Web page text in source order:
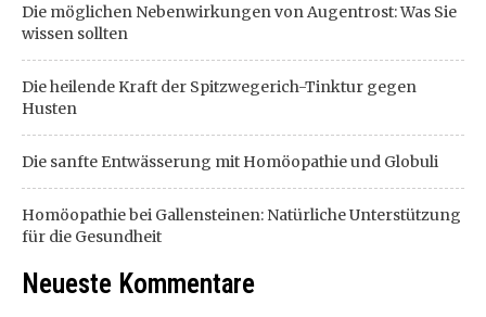
Die möglichen Nebenwirkungen von Augentrost: Was Sie
wissen sollten
Die heilende Kraft der Spitzwegerich-Tinktur gegen
Husten
Die sanfte Entwässerung mit Homöopathie und Globuli
Homöopathie bei Gallensteinen: Natürliche Unterstützung
für die Gesundheit
Neueste Kommentare